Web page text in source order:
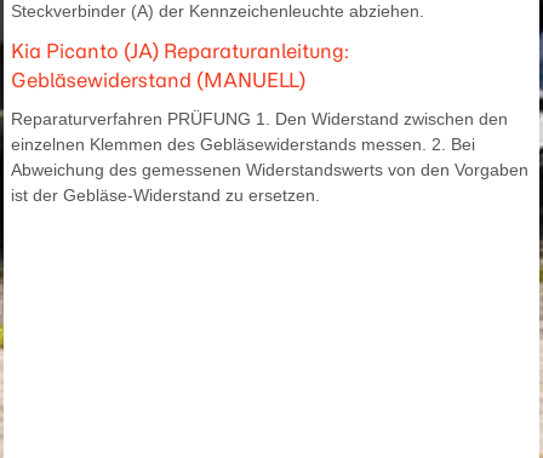
Steckverbinder (A) der Kennzeichenleuchte abziehen.
Kia Picanto (JA) Reparaturanleitung:
Gebläsewiderstand (MANUELL)
Reparaturverfahren PRÜFUNG 1. Den Widerstand zwischen den
einzelnen Klemmen des Gebläsewiderstands messen. 2. Bei
Abweichung des gemessenen Widerstandswerts von den Vorgaben
ist der Gebläse-Widerstand zu ersetzen.